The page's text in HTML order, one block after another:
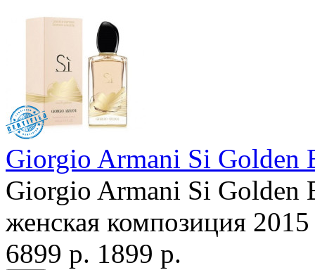
Giorgio Armani Si Golden
Giorgio Armani Si Golden
женская композиция
6899 р. 1899 р.